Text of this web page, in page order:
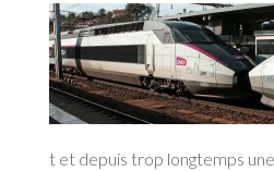
t et depuis trop longtemps